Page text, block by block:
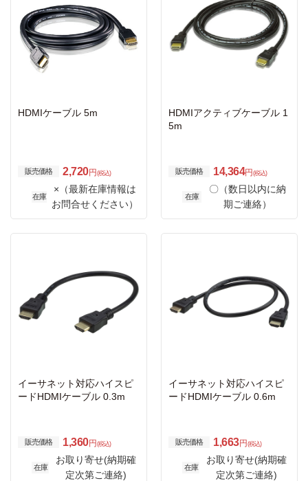
HDMIケーブル 5m
販売価格 2,720円 (税込)
在庫
×（最新在庫情報は
お問合せください）
HDMIアクティブケーブル 1
5m
販売価格 14,364円 (税込)
在庫
〇（数日以内に納
期ご連絡）
イーサネット対応ハイスピ
ードHDMIケーブル 0.3m
販売価格 1,360円 (税込)
在庫
お取り寄せ(納期確
定次第ご連絡)
イーサネット対応ハイスピ
ードHDMIケーブル 0.6m
販売価格 1,663円 (税込)
在庫
お取り寄せ(納期確
定次第ご連絡)